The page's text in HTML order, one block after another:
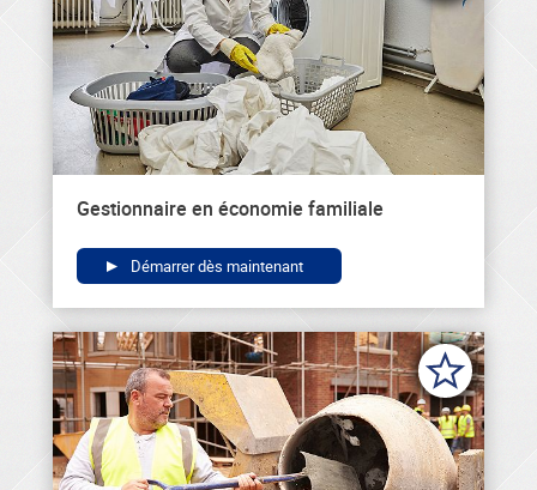
Gestionnaire en économie familiale
Démarrer dès maintenant